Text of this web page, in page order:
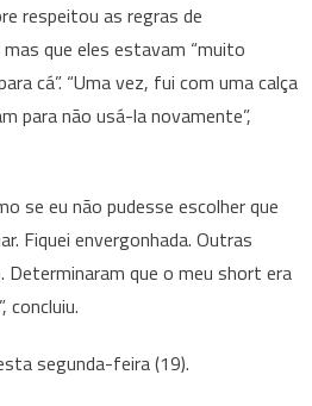
respeitou as regras de
que eles estavam “muito
cá”. “Uma vez, fui com uma calça
para não usá-la novamente”,
se eu não pudesse escolher que
Fiquei envergonhada. Outras
que o meu short era
concluiu.
segunda-feira (19).